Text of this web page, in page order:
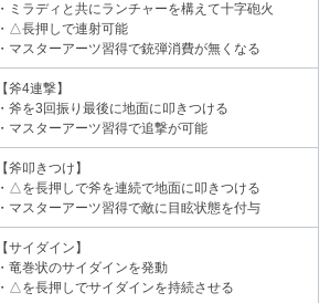
・ミラディと共にランチャーを構えて十字砲火
・△長押しで連射可能
・マスターアーツ習得で銃弾消費が無くなる
【斧4連撃】
・斧を3回振り最後に地面に叩きつける
・マスターアーツ習得で追撃が可能
【斧叩きつけ】
・△を長押しで斧を連続で地面に叩きつける
・マスターアーツ習得で敵に目眩状態を付与
【サイダイン】
・竜巻状のサイダインを発動
・△を長押しでサイダインを持続させる